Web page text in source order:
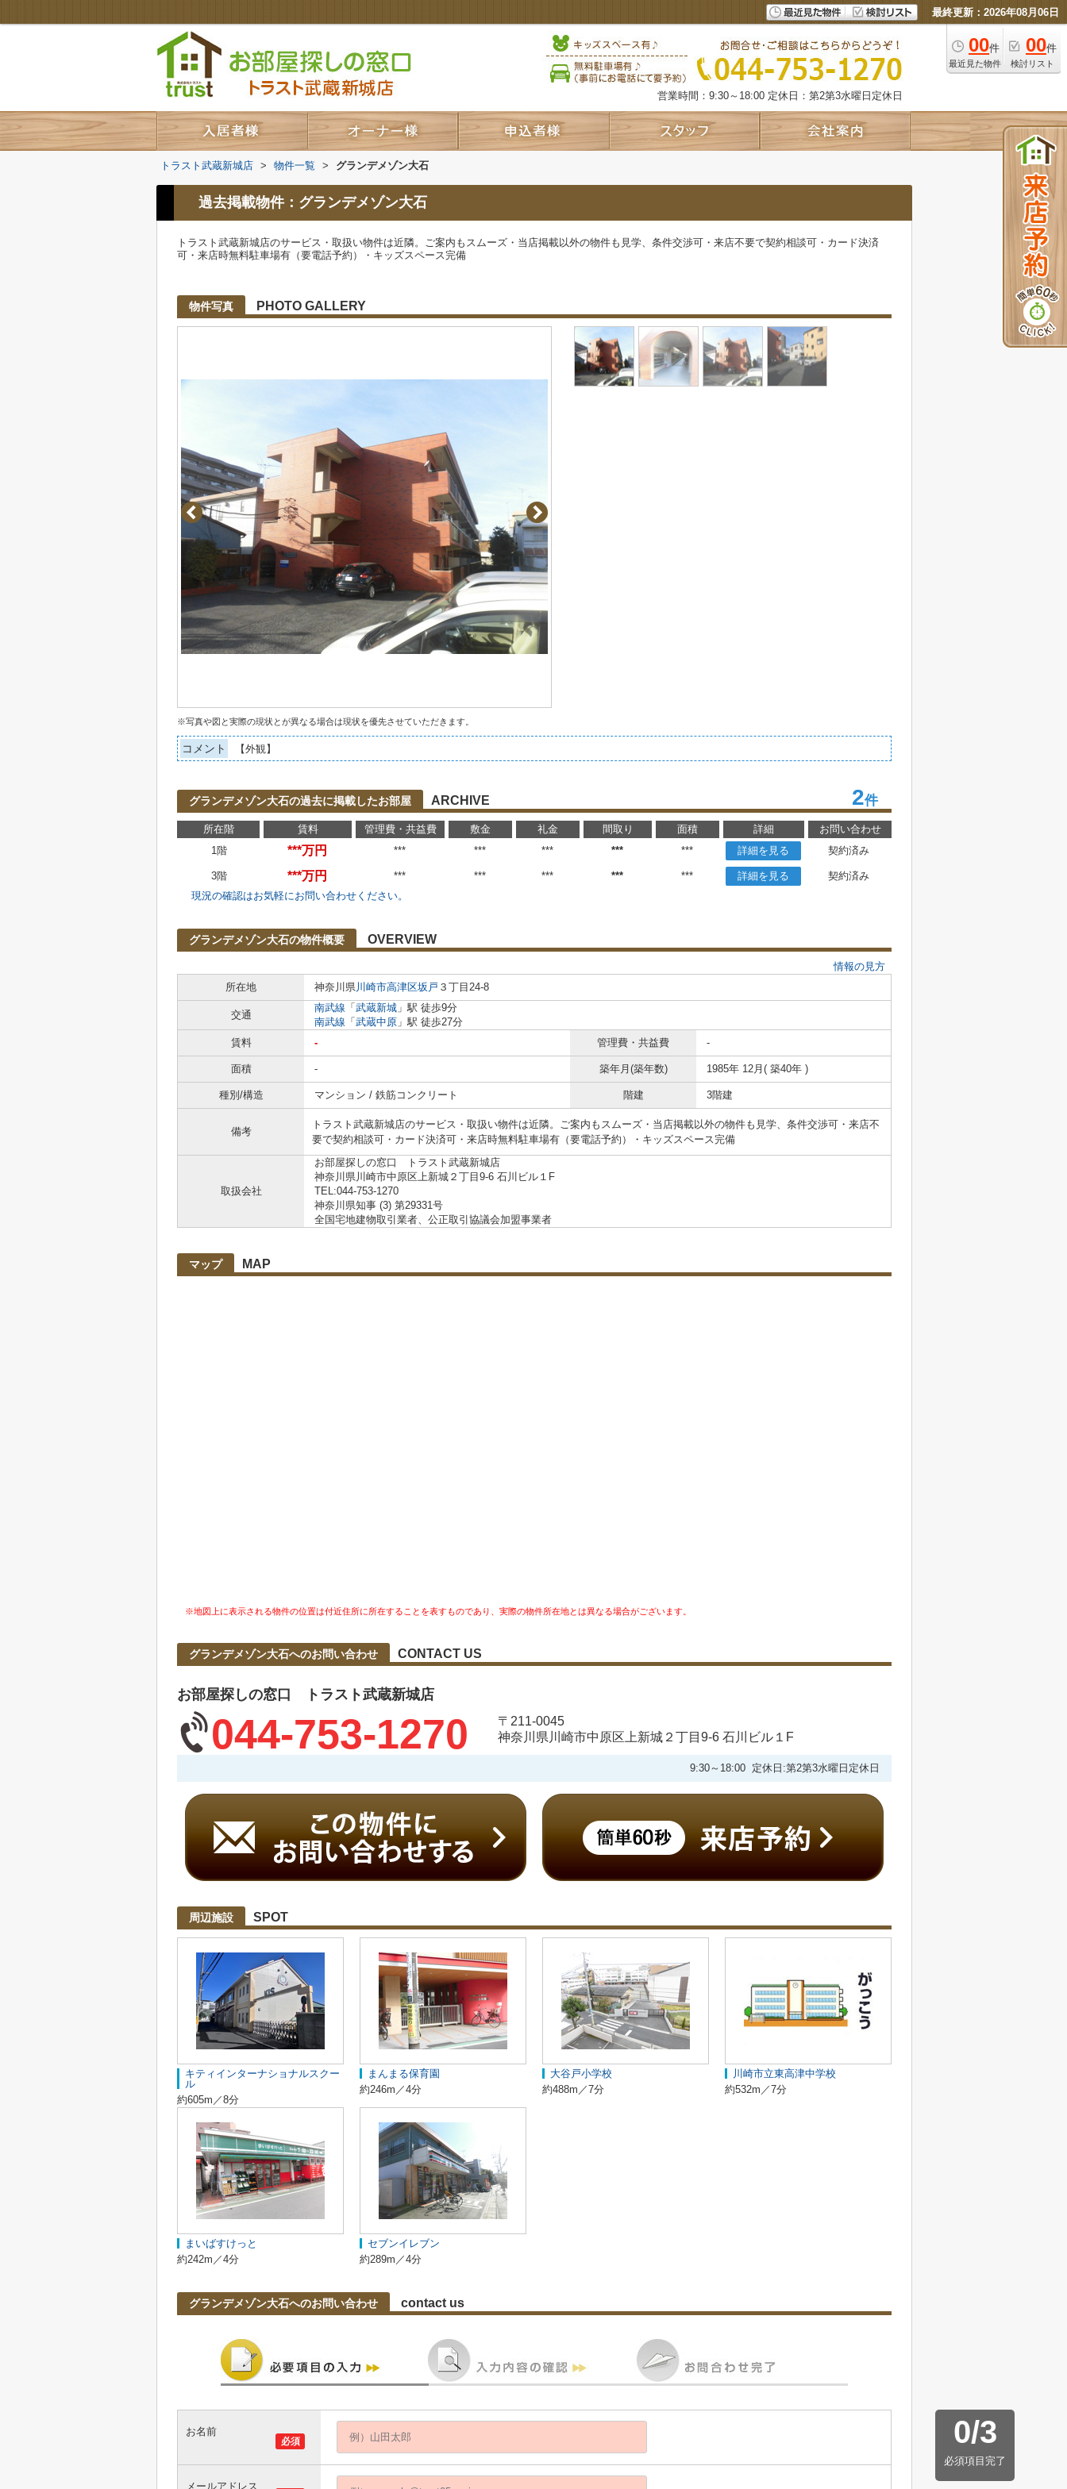
最終更新：2026年08月06日
00件
最近見た物件
00件
検討リスト
営業時間：9:30～18:00 定休日：第2第3水曜日定休日
トラスト武蔵新城店 > 物件一覧 > グランデメゾン大石
過去掲載物件：グランデメゾン大石
トラスト武蔵新城店のサービス・取扱い物件は近隣。ご案内もスムーズ・当店掲載以外の物件も見学、条件交渉可・来店不要で契約相談可・カード決済
可・来店時無料駐車場有（要電話予約）・キッズスペース完備
物件写真 PHOTO GALLERY
※写真や図と実際の現状とが異なる場合は現状を優先させていただきます。
コメント 【外観】
グランデメゾン大石の過去に掲載したお部屋 ARCHIVE 2件
所在階 賃料 管理費・共益費 敷金 礼金 間取り 面積 詳細
お問い合わせ
1階
***万円 *** *** *** *** *** 詳細を見る 契約済み
3階 ***万円 *** *** *** *** *** 詳細を見る
契約済み
現況の確認はお気軽にお問い合わせください。
グランデメゾン大石の物件概要 OVERVIEW
情報の見方
所在地
神奈川県川崎市高津区坂戸 ３丁目24-8
交通
南武線 「 武蔵新城 」駅 徒歩9分
南武線 「 武蔵中原 」駅 徒歩27分
賃料
- 管理費・共益費 -
面積 - 築年月(築年数) 1985年 12月( 築40年 )
種別/構造 マンション / 鉄筋コンクリート 階建 3階建
備考
トラスト武蔵新城店のサービス・取扱い物件は近隣。ご案内もスムーズ・当店掲載以外の物件も見学、条件交渉可・来店不
要で契約相談可・カード決済可・来店時無料駐車場有（要電話予約）・キッズスペース完備
取扱会社
お部屋探しの窓口 トラスト武蔵新城店
神奈川県川崎市中原区上新城２丁目9-6 石川ビル１F
TEL:044-753-1270
神奈川県知事 (3) 第29331号
全国宅地建物取引業者、公正取引協議会加盟事業者
マップ MAP
※地図上に表示される物件の位置は付近住所に所在することを表すものであり、実際の物件所在地とは異なる場合がございます。
グランデメゾン大石へのお問い合わせ CONTACT US
お部屋探しの窓口 トラスト武蔵新城店
044-753-1270
〒211-0045
神奈川県川崎市中原区上新城２丁目9-6 石川ビル１F
9:30～18:00 定休日:第2第3水曜日定休日
周辺施設 SPOT
キティインターナショナルスクー
ル
約605m／8分
まんまる保育園
約246m／4分
大谷戸小学校
約488m／7分
川崎市立東高津中学校
約532m／7分
まいばすけっと
約242m／4分
セブンイレブン
約289m／4分
グランデメゾン大石へのお問い合わせ contact us
0/3
必須項目完了
必須
お名前
メールアドレス